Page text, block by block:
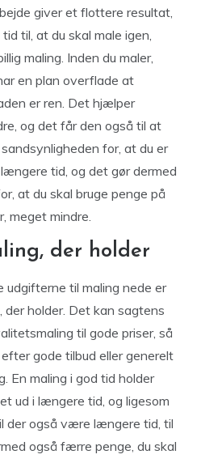
giver et flottere resultat,
til, at du skal male igen,
maling. Inden du maler,
en plan overflade at
er ren. Det hjælper
og det får den også til at
for, at du er
tid, og det gør dermed
at du skal bruge penge på
meget mindre.
der holder
udgifterne til maling nede er
der holder. Det kan sagtens
til gode priser, så
gode tilbud eller generelt
En maling i god tid holder
ud i længere tid, og ligesom
der også være længere tid, til
også færre penge, du skal